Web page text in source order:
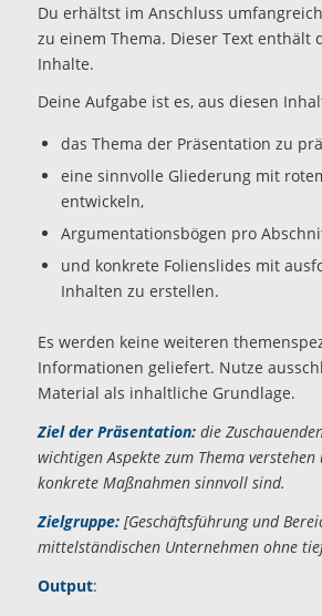
Du erhältst im Anschluss
zu einem Thema. Dieser Text enthält
Inhalte.
Deine Aufgabe ist es, aus diesen
das Thema der Präsentation zu
eine sinnvolle Gliederung mit
entwickeln,
Argumentationsbögen pro
und konkrete Folienslides mit
Inhalten zu erstellen.
Es werden keine weiteren
Informationen geliefert. Nutze
Material als inhaltliche Grundlage.
Ziel der Präsentation:die
wichtigen Aspekte zum Thema verstehen
konkrete Maßnahmen sinnvoll sind.
Zielgruppe:[Geschäftsführung und
mittelständischen Unternehmen ohne
Output: